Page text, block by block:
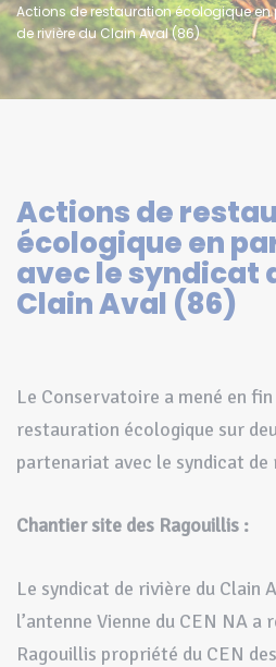
Actions de restauration écologique
de rivière du Clain Aval (86)
Actions de
écologique en
avec le syndicat
Clain Aval (86)
Le Conservatoire a mené en
restauration écologique sur
partenariat avec le syndicat de
Chantier site des Ragouillis :
Le syndicat de rivière du Clain
l’antenne Vienne du CEN NA a
Ragouillis propriété du CEN